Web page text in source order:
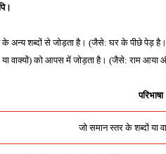
के अन्य शब्दों से जोड़ता है। (जैसे: घर के पीछे पेड़
या वाक्यों) को आपस में जोड़ता है। (जैसे: राम आया
परिभाषा
जो समान स्तर के शब्दों या